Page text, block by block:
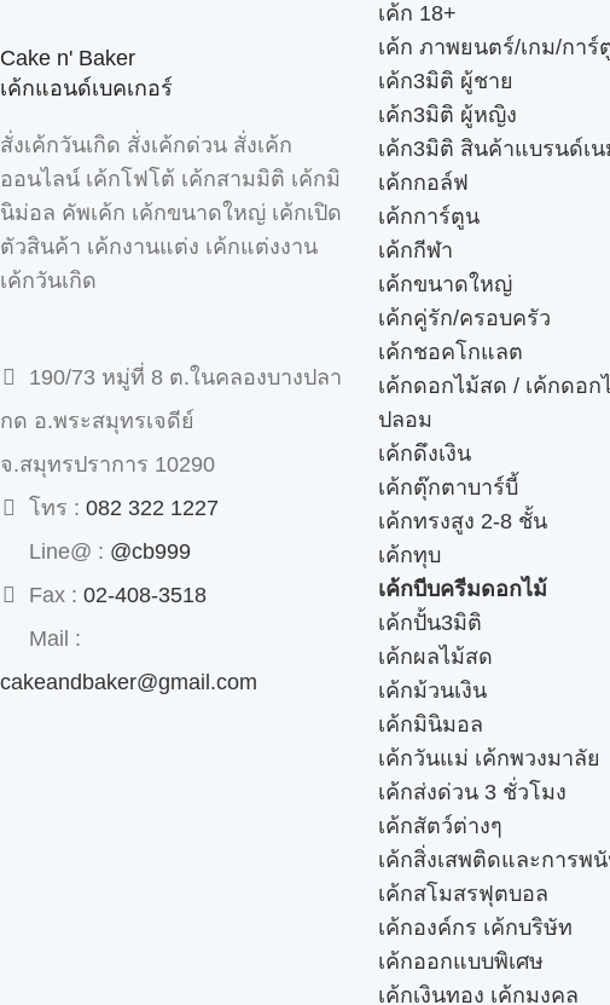
Cake n' Baker
เค้กแอนด์เบคเกอร์
สั่งเค้กวันเกิด สั่งเค้กด่วน สั่งเค้ก
ออนไลน์ เค้กโฟโต้ เค้กสามมิติ เค้กมิ
นิม่อล คัพเค้ก เค้กขนาดใหญ่ เค้กเปิด
ตัวสินค้า เค้กงานแต่ง เค้กแต่งงาน
เค้กวันเกิด
190/73 หมู่ที่ 8 ต.ในคลองบางปลา
กด อ.พระสมุทรเจดีย์
จ.สมุทรปราการ 10290
โทร : 082 322 1227
Line@ : @cb999
Fax : 02-408-3518
Mail :
cakeandbaker@gmail.com
เค้ก 18+
เค้ก ภาพยนตร์/เกม/การ์
เค้ก3มิติ ผู้ชาย
เค้ก3มิติ ผู้หญิง
เค้ก3มิติ สินค้าแบรนด์เน
เค้กกอล์ฟ
เค้กการ์ตูน
เค้กกีฬา
เค้กขนาดใหญ่
เค้กคู่รัก/ครอบครัว
เค้กชอคโกแลต
เค้กดอกไม้สด / เค้กดอก
ปลอม
เค้กดึงเงิน
เค้กตุ๊กตาบาร์บี้
เค้กทรงสูง 2-8 ชั้น
เค้กทุบ
เค้กบีบครีมดอกไม้
เค้กปั้น3มิติ
เค้กผลไม้สด
เค้กม้วนเงิน
เค้กมินิมอล
เค้กวันแม่ เค้กพวงมาลัย
เค้กส่งด่วน 3 ชั่วโมง
เค้กสัตว์ต่างๆ
เค้กสิ่งเสพติดและการพ
เค้กสโมสรฟุตบอล
เค้กองค์กร เค้กบริษัท
เค้กออกแบบพิเศษ
เค้กเงินทอง เค้กมงคล